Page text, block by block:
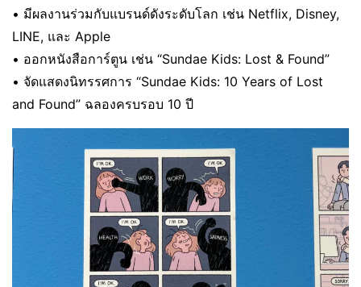
• มีผลงานร่วมกับแบรนด์ดังระดับโลก เช่น Netflix, Disney,
LINE, และ Apple
• ออกหนังสือการ์ตูน เช่น “Sundae Kids: Lost & Found”
• จัดแสดงนิทรรศการ “Sundae Kids: 10 Years of Lost
and Found” ฉลองครบรอบ 10 ปี